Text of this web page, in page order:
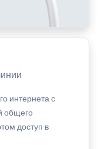
интернета с
общего
доступ в